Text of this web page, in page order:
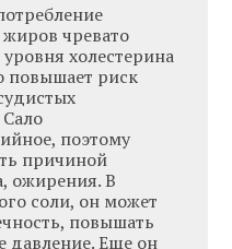
чревато
холестерина
повышает риск
поэтому
причиной
ожирения. В
соли, он может
повышать
давление. Еще он